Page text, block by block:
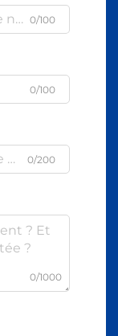
0/100
0/100
0/200
0/1000